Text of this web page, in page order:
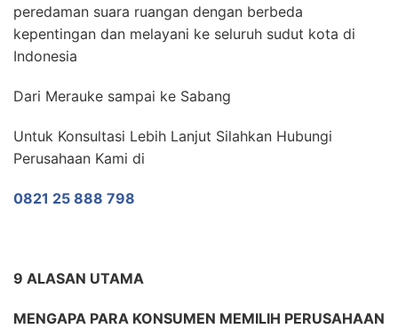
peredaman suara ruangan dengan berbeda
kepentingan dan melayani ke seluruh sudut kota di
Indonesia
Dari Merauke sampai ke Sabang
Untuk Konsultasi Lebih Lanjut Silahkan Hubungi
Perusahaan Kami di
0821 25 888 798
9 ALASAN UTAMA
MENGAPA PARA KONSUMEN MEMILIH PERUSAHAAN